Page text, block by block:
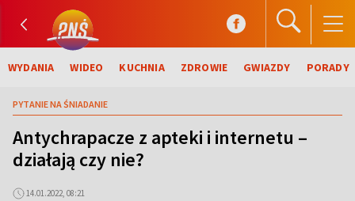
WYDANIA WIDEO KUCHNIA ZDROWIE GWIAZDY PORADY
PYTANIE NA ŚNIADANIE
Antychrapacze z apteki i internetu –
działają czy nie?
14.01.2022, 08:21